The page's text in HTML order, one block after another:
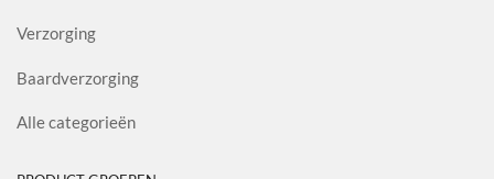
Verzorging
Baardverzorging
Alle categorieën